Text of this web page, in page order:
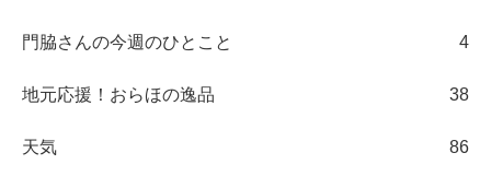
門脇さんの今週のひとこと 4
地元応援！おらほの逸品 38
天気 86